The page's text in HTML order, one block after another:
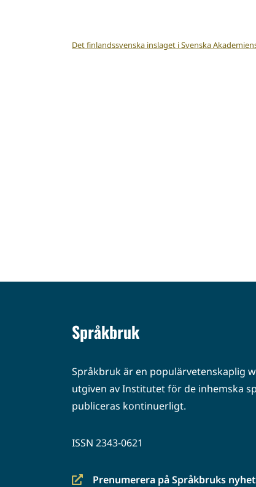
Det finlandssvenska inslaget i Svenska
Språkbruk
Språkbruk är en populärvetenskaplig
utgiven av Institutet för de inhemska
publiceras kontinuerligt.
ISSN 2343-0621
Prenumerera på Språkbruks